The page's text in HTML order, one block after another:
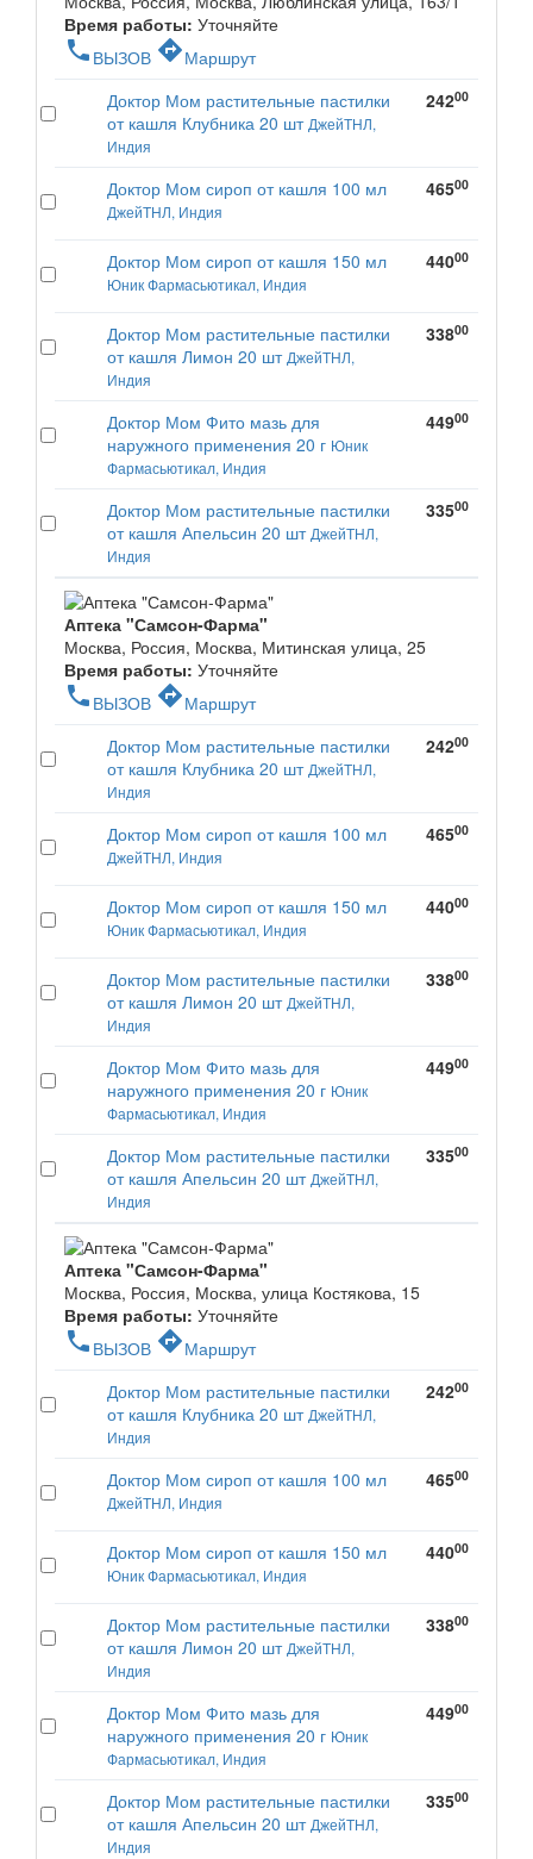
Время работы: Уточняйте
phone ВЫЗОВ directionsМаршрут
Доктор Мом растительные пастилки
от кашля Клубника 20 шт ДжейТНЛ,
Индия
24200
Доктор Мом сироп от кашля 100 мл
ДжейТНЛ, Индия
46500
Доктор Мом сироп от кашля 150 мл
Юник Фармасьютикал, Индия
44000
Доктор Мом растительные пастилки
от кашля Лимон 20 шт ДжейТНЛ,
Индия
33800
Доктор Мом Фито мазь для
наружного применения 20 г Юник
Фармасьютикал, Индия
44900
Доктор Мом растительные пастилки
от кашля Апельсин 20 шт ДжейТНЛ,
Индия
33500
Аптека "Самсон-Фарма"
Москва, Россия, Москва, Митинская улица, 25
Время работы: Уточняйте
phone ВЫЗОВ directionsМаршрут
Доктор Мом растительные пастилки
от кашля Клубника 20 шт ДжейТНЛ,
Индия
24200
Доктор Мом сироп от кашля 100 мл
ДжейТНЛ, Индия
46500
Доктор Мом сироп от кашля 150 мл
Юник Фармасьютикал, Индия
44000
Доктор Мом растительные пастилки
от кашля Лимон 20 шт ДжейТНЛ,
Индия
33800
Доктор Мом Фито мазь для
наружного применения 20 г Юник
Фармасьютикал, Индия
44900
Доктор Мом растительные пастилки
от кашля Апельсин 20 шт ДжейТНЛ,
Индия
33500
Аптека "Самсон-Фарма"
Москва, Россия, Москва, улица Костякова, 15
Время работы: Уточняйте
phone ВЫЗОВ directionsМаршрут
Доктор Мом растительные пастилки
от кашля Клубника 20 шт ДжейТНЛ,
Индия
24200
Доктор Мом сироп от кашля 100 мл
ДжейТНЛ, Индия
46500
Доктор Мом сироп от кашля 150 мл
Юник Фармасьютикал, Индия
44000
Доктор Мом растительные пастилки
от кашля Лимон 20 шт ДжейТНЛ,
Индия
33800
Доктор Мом Фито мазь для
наружного применения 20 г Юник
Фармасьютикал, Индия
44900
Доктор Мом растительные пастилки
от кашля Апельсин 20 шт ДжейТНЛ,
Индия
33500